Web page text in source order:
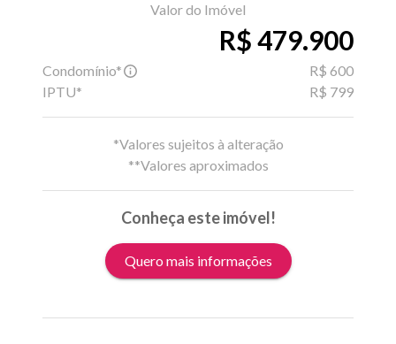
Valor do Imóvel
R$ 479.900
Condomínio*
R$ 600
IPTU*
R$ 799
*Valores sujeitos à alteração
**Valores aproximados
Conheça este imóvel!
Quero mais informações